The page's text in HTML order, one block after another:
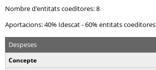
Nombre d'entitats coeditores: 8
Aportacions: 40% Idescat - 60% entitats coeditores
Despeses
Concepte